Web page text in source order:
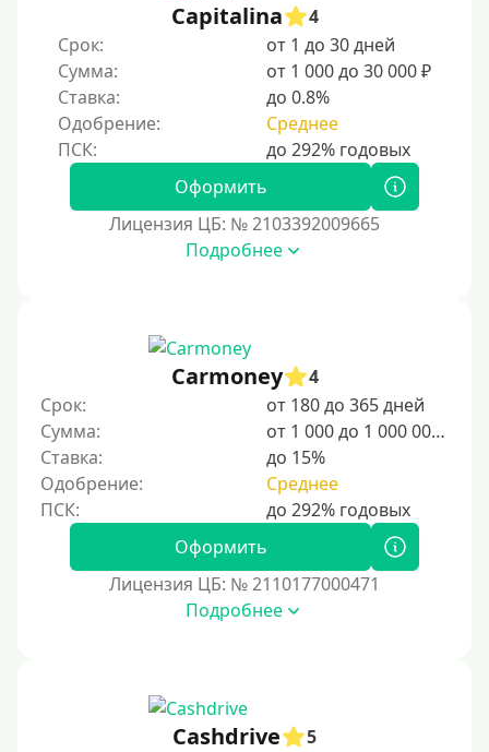
Capitalina
4
Срок:
от 1 до 30 дней
Сумма:
от 1 000 до 30 000 ₽
Ставка:
до 0.8%
Одобрение:
Среднее
Оформить
Лицензия ЦБ: № 2103392009665
Подробнее
Carmoney
4
Срок:
от 180 до 365 дней
Сумма:
от 1 000 до 1 000 000 ₽
Ставка:
до 15%
Одобрение:
Среднее
Оформить
Лицензия ЦБ: № 2110177000471
Подробнее
Cashdrive
5